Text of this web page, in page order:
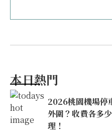
本日熱門
2026桃園機場停
外圍？收費各多
理！